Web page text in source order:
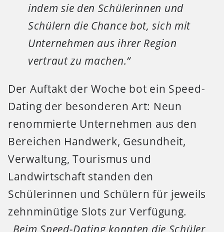
indem sie den Schülerinnen und
Schülern die Chance bot, sich mit
Unternehmen aus ihrer Region
vertraut zu machen.“
Der Auftakt der Woche bot ein Speed-
Dating der besonderen Art: Neun
renommierte Unternehmen aus den
Bereichen Handwerk, Gesundheit,
Verwaltung, Tourismus und
Landwirtschaft standen den
Schülerinnen und Schülern für jeweils
zehnminütige Slots zur Verfügung.
„Beim Speed-Dating konnten die Schüler